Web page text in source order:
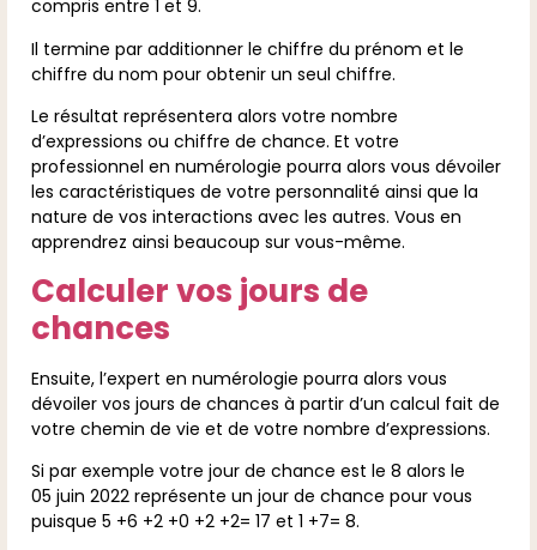
compris entre 1 et 9.
Il termine par additionner le chiffre du prénom et le
chiffre du nom pour obtenir un seul chiffre.
Le résultat représentera alors votre nombre
d’expressions ou chiffre de chance. Et votre
professionnel en numérologie pourra alors vous dévoiler
les caractéristiques de votre personnalité ainsi que la
nature de vos interactions avec les autres. Vous en
apprendrez ainsi beaucoup sur vous-même.
Calculer vos jours de
chances
Ensuite, l’expert en numérologie pourra alors vous
dévoiler vos jours de chances à partir d’un calcul fait de
votre chemin de vie et de votre nombre d’expressions.
Si par exemple votre jour de chance est le 8 alors le
05 juin 2022 représente un jour de chance pour vous
puisque 5 +6 +2 +0 +2 +2= 17 et 1 +7= 8.